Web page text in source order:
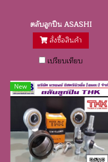
ตลับลูกปืน ASASHI
สั่งซื้อสินค้า
เปรียบเทียบ
New